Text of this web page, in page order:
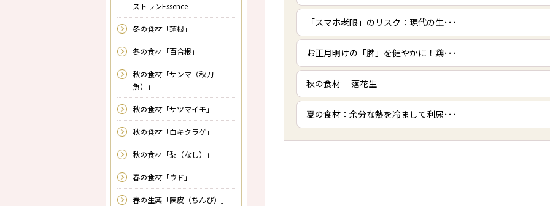
「スマホ老眼」のリスク：現代の生･･･
お正月明けの「脾」を健やかに！鶏･･･
秋の食材 落花生
夏の食材：余分な熱を冷まして利尿･･･
ストランEssence
冬の食材「蓮根」
冬の食材「百合根」
秋の食材「サンマ（秋刀
魚）」
秋の食材「サツマイモ」
秋の食材「白キクラゲ」
秋の食材「梨（なし）」
春の食材「ウド」
春の生薬「陳皮（ちんぴ）」